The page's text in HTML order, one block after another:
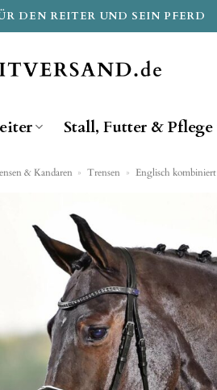
DEN REITER UND SEIN PFERD
Stall, Futter & Pflege
& Kandaren » Trensen » Englisch kombiniert